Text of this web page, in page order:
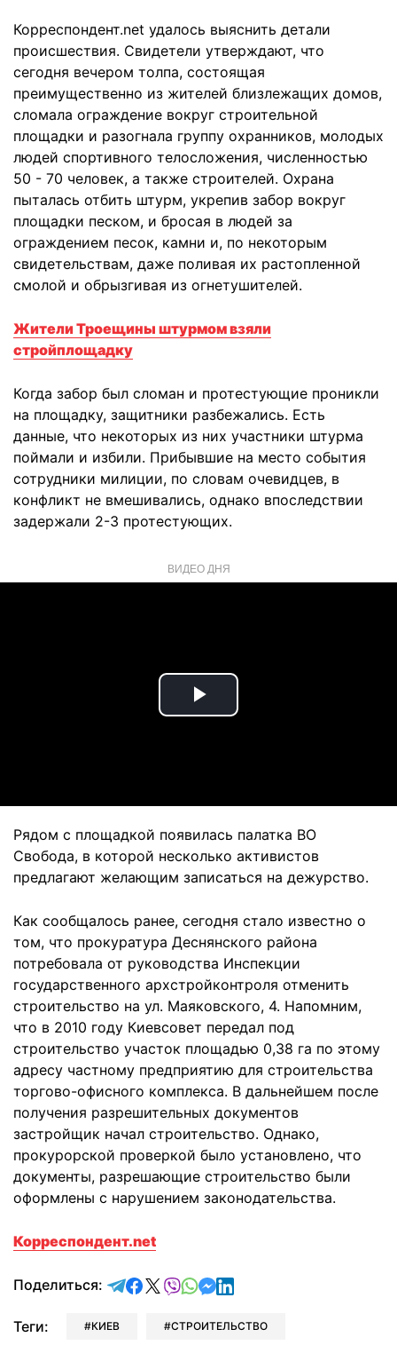
Корреспондент.net удалось выяснить детали
происшествия. Свидетели утверждают, что
сегодня вечером толпа, состоящая
преимущественно из жителей близлежащих домов,
сломала ограждение вокруг строительной
площадки и разогнала группу охранников, молодых
людей спортивного телосложения, численностью
50 - 70 человек, а также строителей. Охрана
пыталась отбить штурм, укрепив забор вокруг
площадки песком, и бросая в людей за
ограждением песок, камни и, по некоторым
свидетельствам, даже поливая их растопленной
смолой и обрызгивая из огнетушителей.
Жители Троещины штурмом взяли
стройплощадку
Когда забор был сломан и протестующие проникли
на площадку, защитники разбежались. Есть
данные, что некоторых из них участники штурма
поймали и избили. Прибывшие на место события
сотрудники милиции, по словам очевидцев, в
конфликт не вмешивались, однако впоследствии
задержали 2-3 протестующих.
ВИДЕО ДНЯ
Play
Рядом с площадкой появилась палатка ВО
Свобода, в которой несколько активистов
предлагают желающим записаться на дежурство.
Как сообщалось ранее, сегодня стало известно о
том, что прокуратура Деснянского района
потребовала от руководства Инспекции
государственного архстройконтроля отменить
строительство на ул. Маяковского, 4. Напомним,
что в 2010 году Киевсовет передал под
строительство участок площадью 0,38 га по этому
адресу частному предприятию для строительства
торгово-офисного комплекса. В дальнейшем после
получения разрешительных документов
застройщик начал строительство. Однако,
прокурорской проверкой было установлено, что
документы, разрешающие строительство были
оформлены с нарушением законодательства.
Корреспондент.net
Поделиться: отправить в Telegram
поделиться в Facebook
поделиться в X
отправить в Viber
отправить в Whatsapp
отправить в Messenger
отправить в LinkedIn
Теги: КИЕВ СТРОИТЕЛЬСТВО